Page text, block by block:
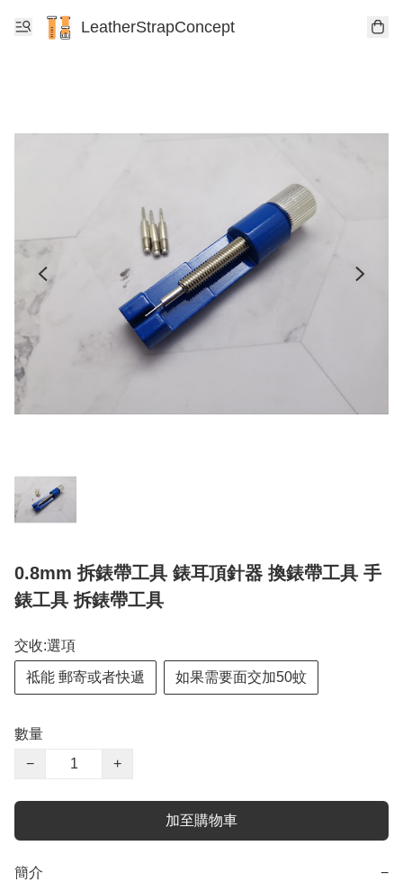
LeatherStrapConcept
0.8mm 拆錶帶工具 錶耳頂針器 換錶帶工具 手
錶工具 拆錶帶工具
交收:選項
祗能 郵寄或者快遞 如果需要面交加50蚊
數量
−
+
加至購物車
簡介 −